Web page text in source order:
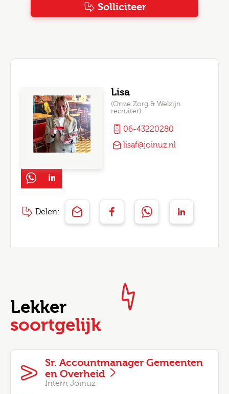
Solliciteer
Lisa
(Onze Zorg & Welzijn
recruiter)
06-43220280
lisaf@joinuz.nl
Delen:
Lekker
soortgelijk
Sr. Accountmanager Gemeenten
en Overheid
Intern Joinuz